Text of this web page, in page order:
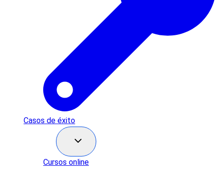
Casos de éxito
Cursos online